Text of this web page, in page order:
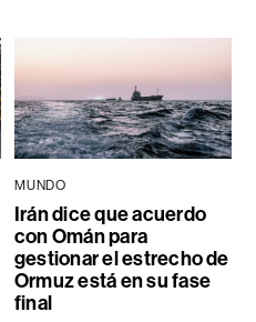
MUNDO
Irán dice que acuerdo
con Omán para
gestionar el estrecho de
Ormuz está en su fase
final